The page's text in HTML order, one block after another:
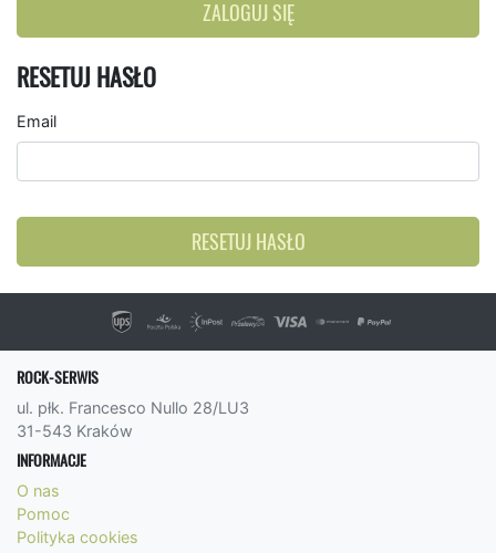
ZALOGUJ SIĘ
RESETUJ HASŁO
Email
RESETUJ HASŁO
ROCK-SERWIS
ul. płk. Francesco Nullo 28/LU3
31-543 Kraków
INFORMACJE
O nas
Pomoc
Polityka cookies